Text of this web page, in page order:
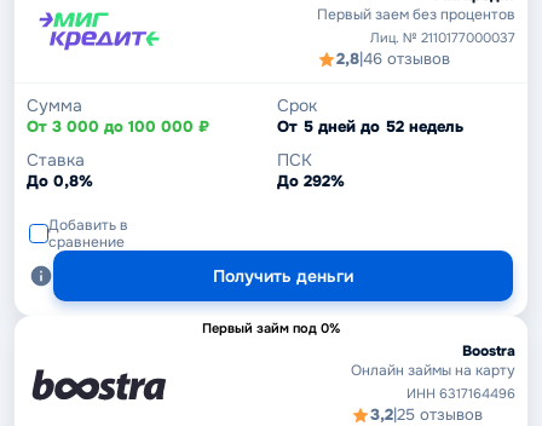
Первый заем без процентов
Лиц. № 2110177000037
2,8|46 отзывов
Сумма
От 3 000 до 100 000 ₽
Срок
От 5 дней до 52 недель
Ставка
До 0,8%
ПСК
До 292%
Добавить в
сравнение
Получить деньги
Первый займ под 0%
Boostra
Онлайн займы на карту
ИНН 6317164496
3,2|25 отзывов